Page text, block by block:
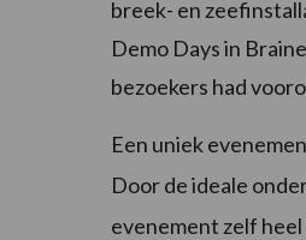
breek- en
Demo Days in
bezoekers had
Een uniek
Door de ideale
evenement zelf